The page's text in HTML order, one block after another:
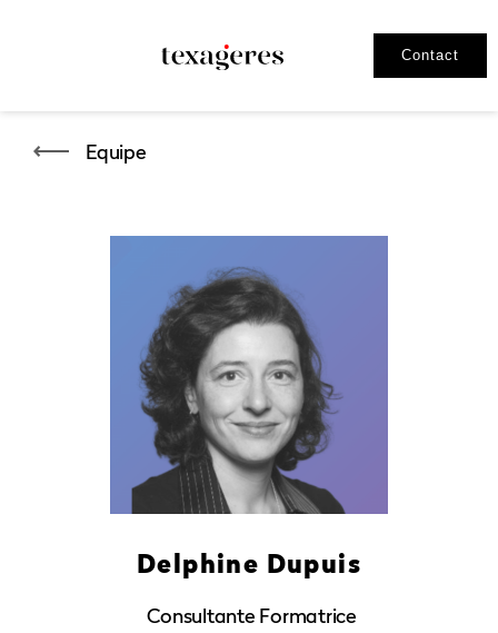
Contact
Equipe
Delphine Dupuis
Consultante Formatrice